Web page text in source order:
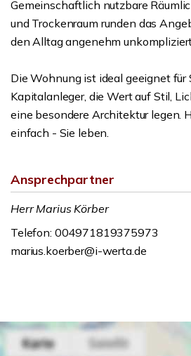
Gemeinschaftlich nutzbare
und Trockenraum runden das
den Alltag angenehm
Die Wohnung ist ideal geeignet für
Kapitalanleger, die Wert auf Stil,
eine besondere Architektur legen.
einfach - Sie leben.
Ansprechpartner
Herr Marius Körber
Telefon: 004971819375973
marius.koerber@i-werta.de